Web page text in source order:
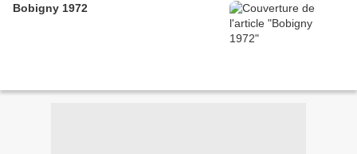
Bobigny 1972